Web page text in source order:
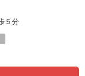
５分